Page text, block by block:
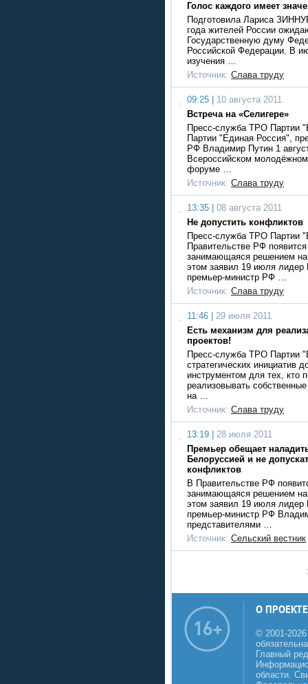
Голос каждого имеет
Подготовила Лариса
года жителей России
Государственную думу
Российской Федерации. В
изучения …
Источник: Слава труду
09:25 |
10 августа 2011
Встреча на «Селигере»
Пресс-служба ТРО Партии
Партии "Единая Россия",
РФ Владимир Путин 1
Всероссийском
форуме …
Источник: Слава труду
13:35 |
08 августа 2011
Не допустить конфликтов
Пресс-служба ТРО Партии
Правительстве РФ появится
занимающаяся решением
этом заявил 19 июля лидер
премьер-министр РФ …
Источник: Слава труду
11:46 |
29 июля 2011
Есть механизм для
проектов!
Пресс-служба ТРО Партии
стратегических инициатив
инструментом для тех, кто
реализовывать
на …
Источник: Слава труду
13:19 |
28 июля 2011
Премьер обещает
Белоруссией и не
конфликтов
В Правительстве РФ
занимающаяся решением
этом заявил 19 июля лидер
премьер-министр РФ
представителями …
Источник: Сельский вестник
О ПРОЕКТЕ
© 2001-
Главный
области.